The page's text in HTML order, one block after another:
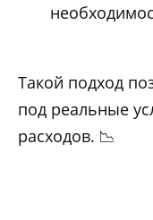
Такой подход
под реальные
расходов. 📉